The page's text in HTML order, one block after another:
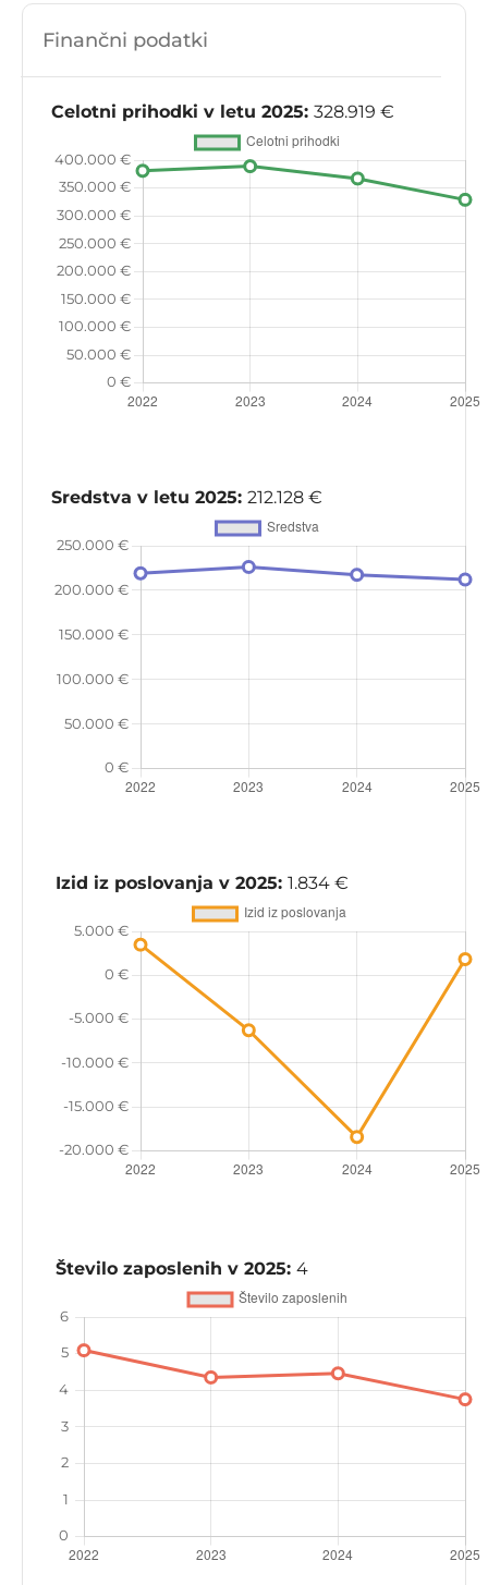
Finančni podatki
Celotni prihodki v letu 2025: 328.919 €
Sredstva v letu 2025: 212.128 €
Izid iz poslovanja v 2025: 1.834 €
Število zaposlenih v 2025: 4